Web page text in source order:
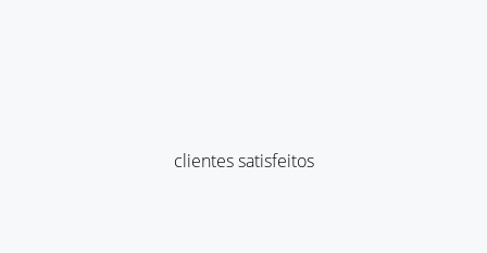
clientes satisfeitos